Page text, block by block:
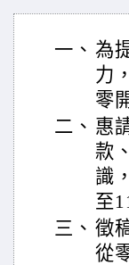
一、 為
力
零
二、 惠
款
識
至
三、 徵
從